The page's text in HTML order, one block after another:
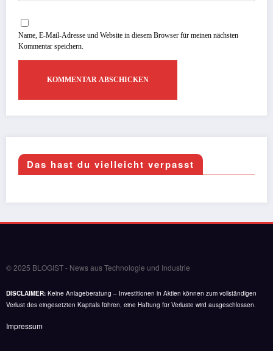
Name, E-Mail-Adresse und Website in diesem Browser für meinen nächsten
Kommentar speichern.
Das hast du vielleicht verpasst
© 2025 BLOGIST - News aus Technologie und Industrie
DISCLAIMER: Keine Anlageberatung – Investitionen in Aktien können zum vollständigen
Verlust des eingesetzten Kapitals führen, eine Haftung für Verluste wird ausgeschlossen.
Impressum